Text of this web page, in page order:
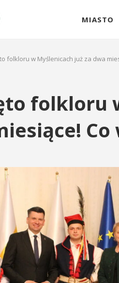
MIASTO
folkloru w Myślenicach już za dwa
folkloru